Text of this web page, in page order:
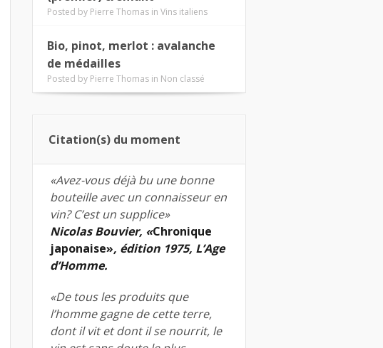
Posted by Pierre Thomas in Vins italiens
Bio, pinot, merlot : avalanche
de médailles
Posted by Pierre Thomas in Non classé
Citation(s) du moment
«Avez-vous déjà bu une bonne
bouteille avec un connaisseur en
vin? C’est un supplice»
Nicolas Bouvier, «Chronique
japonaise», édition 1975, L’Age
d’Homme.
«De tous les produits que
l’homme gagne de cette terre,
dont il vit et dont il se nourrit, le